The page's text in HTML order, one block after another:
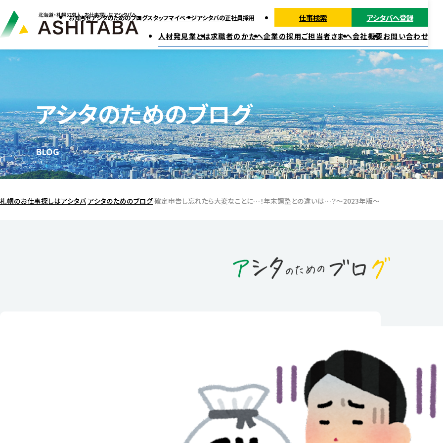
お知らせアシタのためのブログスタッフマイページアシタバの正社員採用 仕事検索
アシタバへ登録
人材発見業とは求職者のかたへ
派遣ではたらく
正社員・契約社員ではたらく
企業の採用ご担当者さまへ会社概要お問い合わせ
アシタのためのブログ
BLOG
札幌のお仕事探しはアシタバ アシタのためのブログ確定申告し忘れたら大変なことに…！年末調整との違いは…？～2023年版～